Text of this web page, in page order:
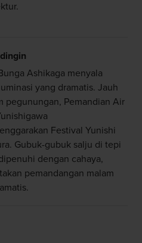
Ashikaga menyala
yang dramatis. Jauh
pegunungan, Pemandian Air
Festival Yunishi
Gubuk-gubuk salju di tepi
dengan cahaya,
pemandangan malam